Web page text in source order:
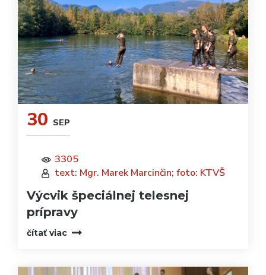
30 SEP
3305
text: Mgr. Marek Marcinčin; foto: KTVŠ
Výcvik špeciálnej telesnej
prípravy
čítať viac